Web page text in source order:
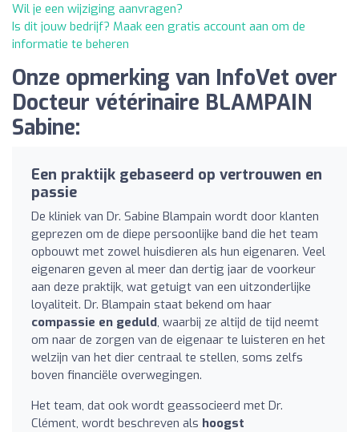
Wil je een wijziging aanvragen?
Is dit jouw bedrijf? Maak een gratis account aan om de
informatie te beheren
Onze opmerking van InfoVet over
Docteur vétérinaire BLAMPAIN
Sabine:
Een praktijk gebaseerd op vertrouwen en
passie
De kliniek van Dr. Sabine Blampain wordt door klanten
geprezen om de diepe persoonlijke band die het team
opbouwt met zowel huisdieren als hun eigenaren. Veel
eigenaren geven al meer dan dertig jaar de voorkeur
aan deze praktijk, wat getuigt van een uitzonderlijke
loyaliteit. Dr. Blampain staat bekend om haar
compassie en geduld, waarbij ze altijd de tijd neemt
om naar de zorgen van de eigenaar te luisteren en het
welzijn van het dier centraal te stellen, soms zelfs
boven financiële overwegingen.
Het team, dat ook wordt geassocieerd met Dr.
Clément, wordt beschreven als hoogst